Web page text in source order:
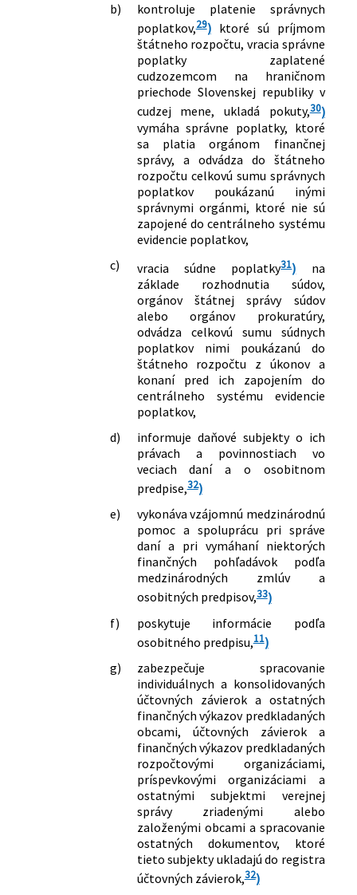
b)
kontroluje platenie správnych
poplatkov,29)ktoré sú príjmom
štátneho rozpočtu, vracia správne
poplatky zaplatené
cudzozemcom na hraničnom
priechode Slovenskej republiky v
cudzej mene, ukladá pokuty,30)
vymáha správne poplatky, ktoré
sa platia orgánom finančnej
správy, a odvádza do štátneho
rozpočtu celkovú sumu správnych
poplatkov poukázanú inými
správnymi orgánmi, ktoré nie sú
zapojené do centrálneho systému
evidencie poplatkov,
c)
vracia súdne poplatky31) na
základe rozhodnutia súdov,
orgánov štátnej správy súdov
alebo orgánov prokuratúry,
odvádza celkovú sumu súdnych
poplatkov nimi poukázanú do
štátneho rozpočtu z úkonov a
konaní pred ich zapojením do
centrálneho systému evidencie
poplatkov,
d)
informuje daňové subjekty o ich
právach a povinnostiach vo
veciach daní a o osobitnom
predpise,32)
e)
vykonáva vzájomnú medzinárodnú
pomoc a spoluprácu pri správe
daní a pri vymáhaní niektorých
finančných pohľadávok podľa
medzinárodných zmlúv a
osobitných predpisov,33)
f)
poskytuje informácie podľa
osobitného predpisu,11)
g)
zabezpečuje spracovanie
individuálnych a konsolidovaných
účtovných závierok a ostatných
finančných výkazov predkladaných
obcami, účtovných závierok a
finančných výkazov predkladaných
rozpočtovými organizáciami,
príspevkovými organizáciami a
ostatnými subjektmi verejnej
správy zriadenými alebo
založenými obcami a spracovanie
ostatných dokumentov, ktoré
tieto subjekty ukladajú do registra
účtovných závierok,32)